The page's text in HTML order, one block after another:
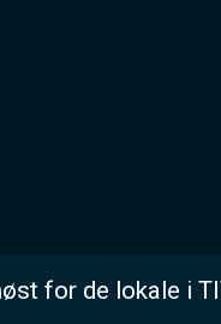
for de lokale i